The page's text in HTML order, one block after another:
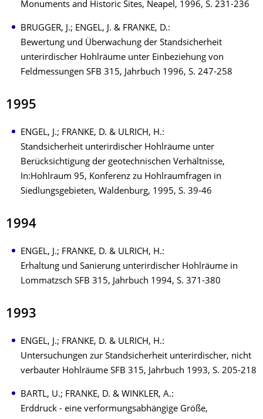
Monuments and Historic Sites, Neapel, 1996, S. 231-236
BRUGGER, J.; ENGEL, J. & FRANKE, D.:
Bewertung und Überwachung der Standsicherheit
unterirdischer Hohlräume unter Einbeziehung von
Feldmessungen SFB 315, Jahrbuch 1996, S. 247-258
1995
ENGEL, J.; FRANKE, D. & ULRICH, H.:
Standsicherheit unterirdischer Hohlräume unter
Berücksichtigung der geotechnischen Verhältnisse,
In:Hohlraum 95, Konferenz zu Hohlraumfragen in
Siedlungsgebieten, Waldenburg, 1995, S. 39-46
1994
ENGEL, J.; FRANKE, D. & ULRICH, H.:
Erhaltung und Sanierung unterirdischer Hohlräume in
Lommatzsch SFB 315, Jahrbuch 1994, S. 371-380
1993
ENGEL, J.; FRANKE, D. & ULRICH, H.:
Untersuchungen zur Standsicherheit unterirdischer, nicht
verbauter Hohlräume SFB 315, Jahrbuch 1993, S. 205-218
BARTL, U.; FRANKE, D. & WINKLER, A.:
Erddruck - eine verformungsabhängige Größe,